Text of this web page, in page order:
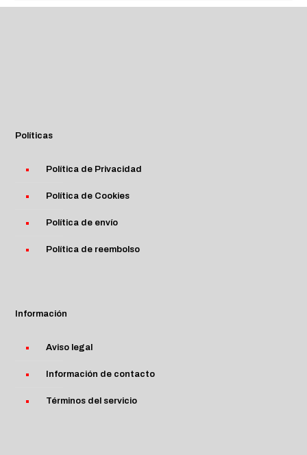
Políticas
Política de Privacidad
Política de Cookies
Política de envío
Política de reembolso
Información
Aviso legal
Información de contacto
Términos del servicio